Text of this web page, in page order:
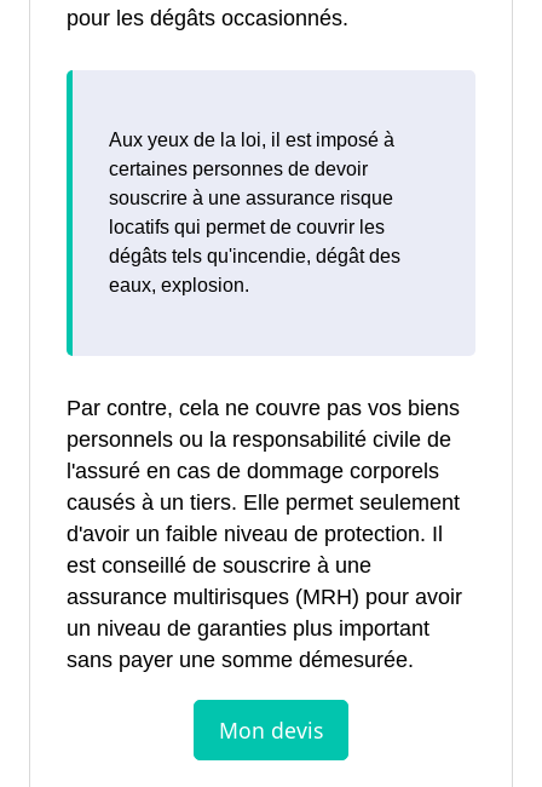
pour les dégâts occasionnés.
Aux yeux de la loi, il est imposé à
certaines personnes de devoir
souscrire à une assurance risque
locatifs qui permet de couvrir les
dégâts tels qu'incendie, dégât des
eaux, explosion.
Par contre, cela ne couvre pas vos biens
personnels ou la responsabilité civile de
l'assuré en cas de dommage corporels
causés à un tiers. Elle permet seulement
d'avoir un faible niveau de protection. Il
est conseillé de souscrire à une
assurance multirisques (MRH) pour avoir
un niveau de garanties plus important
sans payer une somme démesurée.